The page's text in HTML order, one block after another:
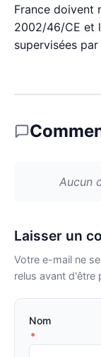
France doivent
2002/46/CE et
supervisées
Aucun
Laisser un
Votre e-mail ne
relus avant d'être
Nom
*